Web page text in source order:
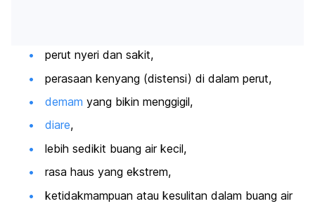
perut nyeri dan sakit,
perasaan kenyang (distensi) di dalam perut,
demam yang bikin menggigil,
diare,
lebih sedikit buang air kecil,
rasa haus yang ekstrem,
ketidakmampuan atau kesulitan dalam buang air